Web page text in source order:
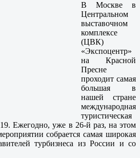
В Москве в
Центральном
выставочном
комплексе
(ЦВК)
«Экспоцентр»
на Красной
Пресне
проходит самая
большая в
нашей стране
международная
туристическая
Ежегодно, уже в 26-й раз, на этом
собрается самая широкая
турбизнеса из России и со